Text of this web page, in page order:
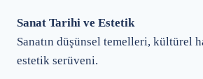
Sanat Tarihi ve Estetik
Sanatın düşünsel temelleri, kültürel
estetik serüveni.